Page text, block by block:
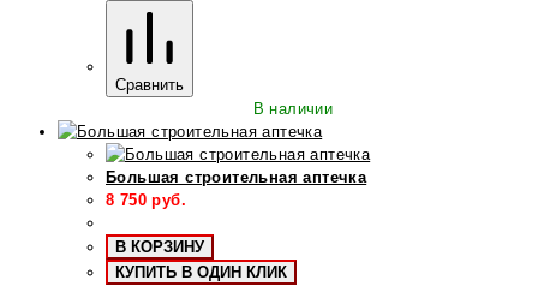
Сравнить
В наличии
Большая строительная аптечка
8 750 руб.
В КОРЗИНУ
КУПИТЬ В ОДИН КЛИК